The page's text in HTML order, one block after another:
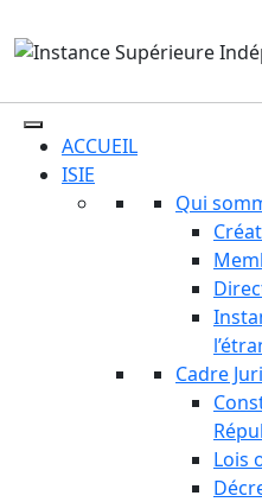
ACCUEIL
ISIE
Qui
Cadre
Lois